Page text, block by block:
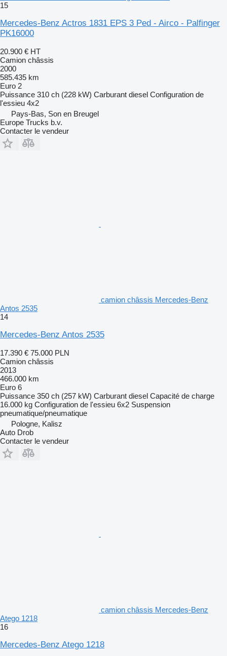
15
Mercedes-Benz Actros 1831 EPS 3 Ped - Airco - Palfinger
PK16000
20.900 € HT
Camion châssis
2000
585.435 km
Euro 2
Puissance 310 ch (228 kW) Carburant diesel Configuration de
l'essieu 4x2
Pays-Bas, Son en Breugel
Europe Trucks b.v.
Contacter le vendeur
camion châssis Mercedes-Benz
Antos 2535
14
Mercedes-Benz Antos 2535
17.390 € 75.000 PLN
Camion châssis
2013
466.000 km
Euro 6
Puissance 350 ch (257 kW) Carburant diesel Capacité de charge
16.000 kg Configuration de l'essieu 6x2 Suspension
pneumatique/pneumatique
Pologne, Kalisz
Auto Drob
Contacter le vendeur
camion châssis Mercedes-Benz
Atego 1218
16
Mercedes-Benz Atego 1218